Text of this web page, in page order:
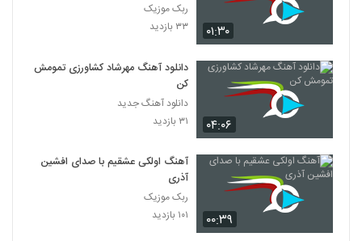
354
دانلود آهنگ مهدی سروری کنارم بمون
۵۰۴ بازدید
امیرحسین کاملی آهنگ عزیزمه
۴۷۳ بازدید
Mehdi Hashemi Naya Samtam
موزیک زیبای قصه عشق از حامد صفاپور
۰۱:۳۰
ربک موزیک
۳۳ بازدید
۰۴:۰۶
دانلود آهنگ مهرشاد کشاورزی تمومش
کن
دانلود آهنگ جدید
۳۱ بازدید
۰۰:۳۹
آهنگ اولکی عشقیم با صدای افشین
آذری
ربک موزیک
۱۰۱ بازدید